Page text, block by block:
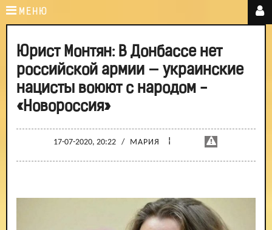
МЕНЮ
Юрист Монтян: В Донбассе нет
российской армии — украинские
нацисты воюют с народом -
«Новороссия»
17-07-2020, 20:22 / МАРИЯ ¦